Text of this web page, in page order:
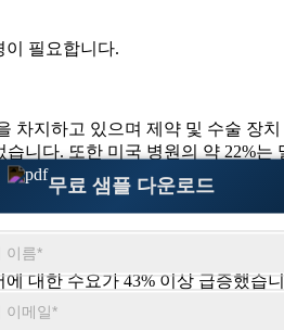
무료 샘플 다운로드
이 필요합니다.
지하고 있으며 제약 및 수술 장
니다. 또한 미국 병원의 약 22%
의 공공 및 민간 의료 시설 모두에
로 2025년에는 1억 7,140만
대한 수요가 43% 이상 급증했습
가했습니다.